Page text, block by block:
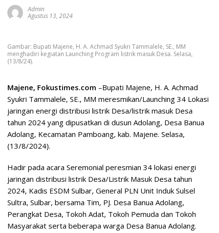
Admin
Agustus 13, 2024
Gambar: Bupati Majene, H. A. Achmad Syukri Tammalele, SE., MM
menghadiri kegiatan Launching Program listrik masuk Desa. Selasa,
(13/8/24).
Majene, Fokustimes.com –Bupati Majene, H. A. Achmad
Syukri Tammalele, SE., MM meresmikan/Launching 34 Lokasi
jaringan energi distribusi listrik Desa/listrik masuk Desa
tahun 2024 yang dipusatkan di dusun Adolang, Desa Banua
Adolang, Kecamatan Pamboang, kab. Majene. Selasa,
(13/8/2024).
Hadir pada acara Seremonial peresmian 34 lokasi energi
jaringan distribusi listrik Desa/Listrik Masuk Desa tahun
2024, Kadis ESDM Sulbar, General PLN Unit Induk Sulsel
Sultra, Sulbar, bersama Tim, PJ. Desa Banua Adolang,
Perangkat Desa, Tokoh Adat, Tokoh Pemuda dan Tokoh
Masyarakat serta beberapa warga Desa Banua Adolang.